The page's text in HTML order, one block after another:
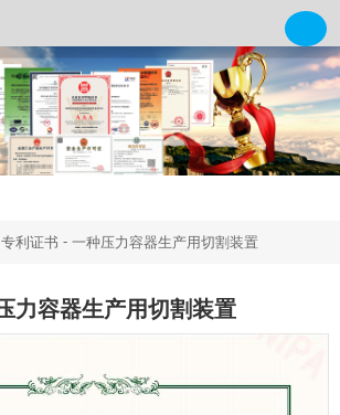
专利证书 - 一种压力容器生产用切割装置
力容器生产用切割装置